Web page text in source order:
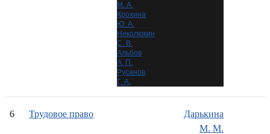
М. А.
Крохина
Ю. А.
Николюкин
С. В.
Альбов
А. П.
Русанов
Г. А.
6 Трудовое право
Дарькина
М. М.